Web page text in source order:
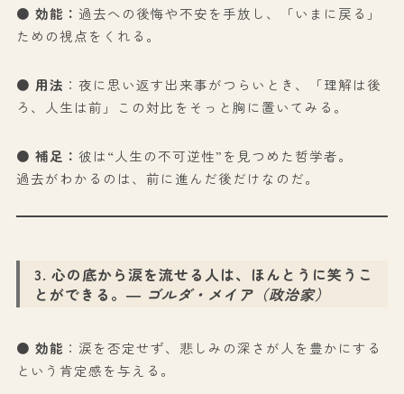
● 効能： 過去への後悔や不安を手放し、「いまに戻る」
ための視点をくれる。
● 用法 ：夜に思い返す出来事がつらいとき、「理解は後
ろ、人生は前」この対比をそっと胸に置いてみる。
● 補足： 彼は“人生の不可逆性”を見つめた哲学者。
過去がわかるのは、前に進んだ後だけなのだ。
3. 心の底から涙を流せる人は、ほんとうに笑うこ
とができる。 ― ゴルダ・メイア（政治家）
● 効能 ：涙を否定せず、悲しみの深さが人を豊かにする
という肯定感を与える。